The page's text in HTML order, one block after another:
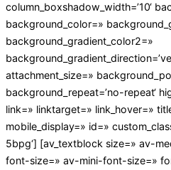
column_boxshadow_width=’10‘
background_color=»
background_gradient_color2=»
attachment_size=»
background_repeat=’no-repeat‘
link=» linktarget=» link_hover=»
mobile_display=» id=»
5bpg‘] [av_textblock size=» av-
font-size=» av-mini-font-size=»